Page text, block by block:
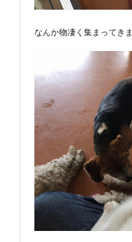
なんか物凄く集まってき